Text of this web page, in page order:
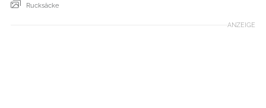
Rucksäcke
ANZEIGE